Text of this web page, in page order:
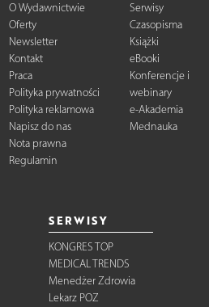
O Wydawnictwie
Oferty
Newsletter
Kontakt
Praca
Polityka prywatności
Polityka reklamowa
Napisz do nas
Nota prawna
Regulamin
Serwisy
Czasopisma
Książki
eBooki
Konferencje i
webinary
e-Akademia
Mednauka
SERWISY
KONGRES TOP
MEDICAL TRENDS
Menedżer Zdrowia
Lekarz POZ